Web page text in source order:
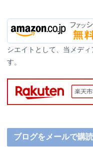
シエイトとして、当メデ
す。
ブログをメールで購読